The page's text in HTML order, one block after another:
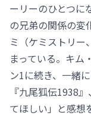
ーリーのひとつに
の兄弟の関係の変
ミ（ケミストリー
まっている。キム
ン1に続き、一緒
『九尾狐伝1938
てほしい」と感想